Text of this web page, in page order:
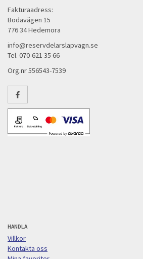
Fakturaadress:
Bodavägen 15
776 34 Hedemora
info@reservdelarslapvagn.se
Tel. 070-621 35 66
Org.nr 556543-7539
HANDLA
Villkor
Kontakta oss